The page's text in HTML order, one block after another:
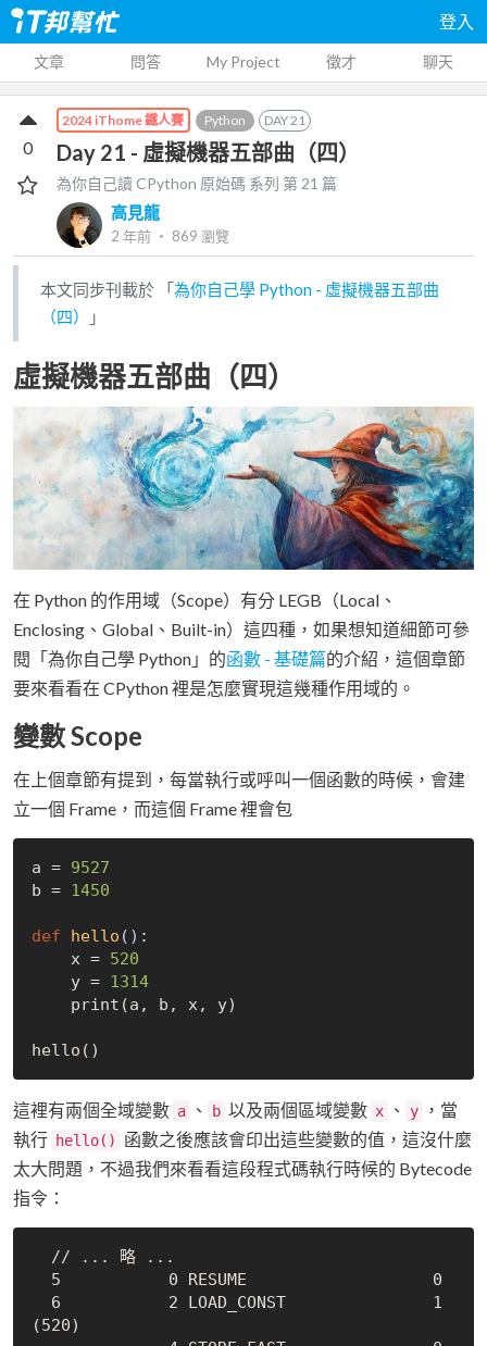
登入
文章 問答 My Project 徵才 聊天
2024 iThome 鐵人賽 Python DAY21
Day 21 - 虛擬機器五部曲（四）
為你自己讀 CPython 原始碼 系列 第21 篇
高見龍
2 年前 ‧ 869 瀏覽
0
本文同步刊載於 「 為你自己學 Python - 虛擬機器五部曲
（四）
」
虛擬機器五部曲（四）
在 Python 的作用域（Scope）有分 LEGB（Local、
Enclosing、Global、Built-in）這四種，如果想知道細節可參
閱「為你自己學 Python」的函數 - 基礎篇的介紹，這個章節
要來看看在 CPython 裡是怎麼實現這幾種作用域的。
變數 Scope
在上個章節有提到，每當執行或呼叫一個函數的時候，會建
立一個 Frame，而這個 Frame 裡會包
a = 9527
b = 1450
def hello () :
    x =
520
    y =
1314
這裡有兩個全域變數 a 、 b 以及兩個區域變數 x 、 y
，當
執行 hello()
函數之後應該會印出這些變數的值，這沒什麼
太大問題，不過我們來看看這段程式碼執行時候的 Bytecode
指令：
(520)